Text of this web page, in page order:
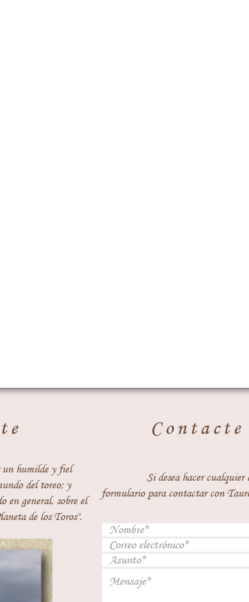
un humilde y fiel
del toreo; y
en general, sobre el
de los Toros".
Si desea hacer
formulario para contactar con